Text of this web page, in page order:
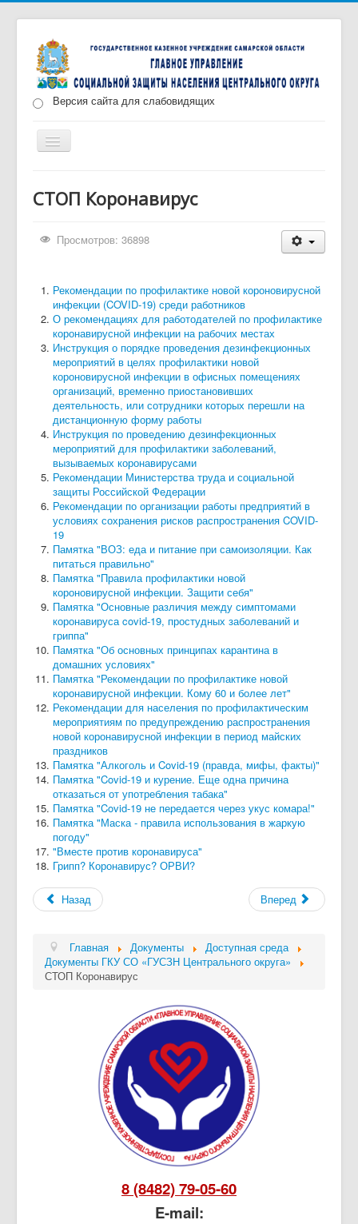
Версия сайта для слабовидящих
Включить/
выключить
Меры социальной поддержки
Противодействие коррупции Запись на прием
СТОП Коронавирус
Просмотров: 36898
Рекомендации по профилактике новой короновирусной
инфекции (COVID-19) среди работников
О рекомендациях для работодателей по профилактике
коронавирусной инфекции на рабочих местах
Инструкция о порядке проведения дезинфекционных
мероприятий в целях профилактики новой
короновирусной инфекции в офисных помещениях
организаций, временно приостановивших
деятельность, или сотрудники которых перешли на
дистанционную форму работы
Инструкция по проведению дезинфекционных
мероприятий для профилактики заболеваний,
вызываемых коронавирусами
Рекомендации Министерства труда и социальной
защиты Российской Федерации
Рекомендации по организации работы предприятий в
условиях сохранения рисков распространения COVID-
19
Памятка "ВОЗ: еда и питание при самоизоляции. Как
питаться правильно"
Памятка "Правила профилактики новой
короновирусной инфекции. Защити себя"
Памятка "Основные различия между симптомами
коронавируса covid-19, простудных заболеваний и
гриппа"
Памятка "Об основных принципах карантина в
домашних условиях"
Памятка "Рекомендации по профилактике новой
коронавирусной инфекции. Кому 60 и более лет"
Рекомендации для населения по профилактическим
мероприятиям по предупреждению распространения
новой коронавирусной инфекции в период майских
праздников
Памятка "Алкоголь и Covid-19 (правда, мифы, факты)"
Памятка "Covid-19 и курение. Еще одна причина
отказаться от употребления табака"
Памятка "Covid-19 не передается через укус комара!"
Памятка "Маска - правила использования в жаркую
погоду"
"Вместе против коронавируса"
Грипп? Коронавирус? ОРВИ?
Назад Вперед
Главная Документы
Доступная среда
Документы ГКУ СО «ГУСЗН Центрального округа»
СТОП Коронавирус
8 (8482) 79-05-60
E-mail: